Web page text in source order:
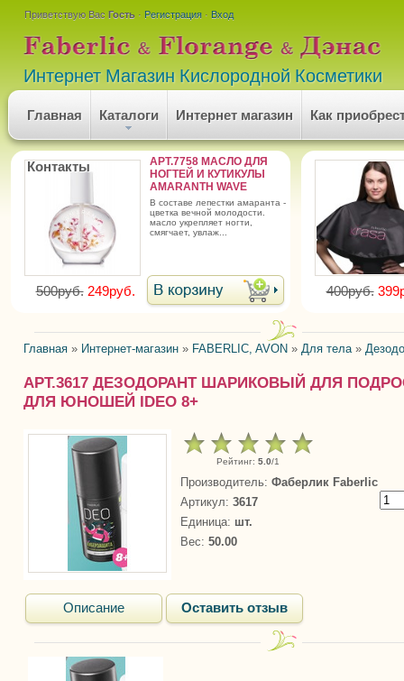
Приветствую Вас Гость · Регистрация · Вход
Интернет Магазин Кислородной Косметики
Главная Каталоги Интернет магазин Как
Контакты
АРТ.7758 МАСЛО ДЛЯ
НОГТЕЙ И КУТИКУЛЫ
AMARANTH WAVE
в составе лепестки амаранта -
цветка вечной молодости.
масло укрепляет ногти,
смягчает, увлаж...
500руб. 249руб. 400руб.
Главная » Интернет-магазин » FABERLIC, AVON » Для тела »
АРТ.3617 ДЕЗОДОРАНТ ШАРИКОВЫЙ ДЛЯ
ДЛЯ ЮНОШЕЙ IDEO 8+
Рейтинг: 5.0/1
Производитель: Фаберлик Faberlic
Артикул: 3617
Единица: шт.
Вес: 50.00
Описание Оставить отзыв